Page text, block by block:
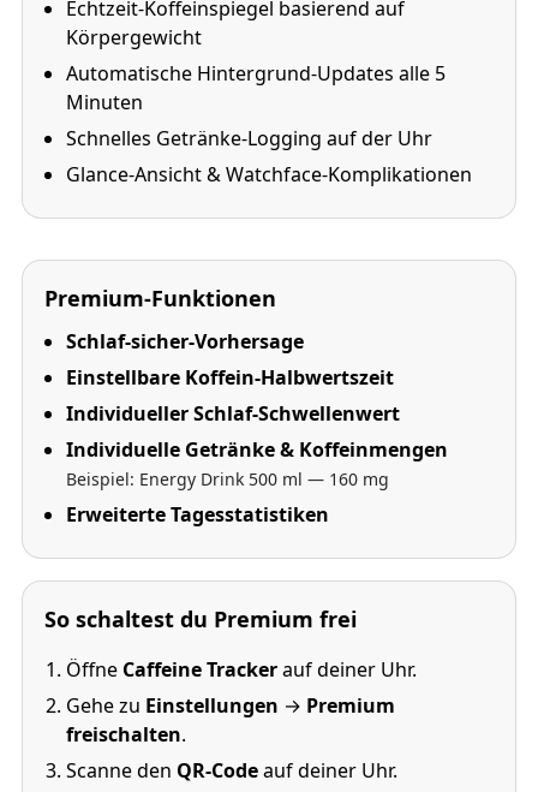
Echtzeit-Koffeinspiegel basierend auf
Körpergewicht
Automatische Hintergrund-Updates alle 5
Minuten
Schnelles Getränke-Logging auf der Uhr
Glance-Ansicht & Watchface-Komplikationen
Premium-Funktionen
Schlaf-sicher-Vorhersage
Einstellbare Koffein-Halbwertszeit
Individueller Schlaf-Schwellenwert
Individuelle Getränke & Koffeinmengen
Beispiel: Energy Drink 500 ml — 160 mg
Erweiterte Tagesstatistiken
So schaltest du Premium frei
Öffne Caffeine Trackerauf deiner Uhr.
Gehe zu Einstellungen → Premium
freischalten.
Scanne den QR-Codeauf deiner Uhr.